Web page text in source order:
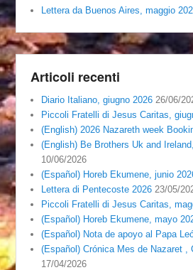
Lettera da Buenos Aires, maggio
Articoli recenti
Diario Italiano, giugno 2026 26/06/
Piccoli Fratelli di Jesus Caritas,
(English) 2026 Nazareth week
(English) Be Brothers Uk and
10/06/2026
(Español) Horeb Ekumene, junio
Lettera di Pentecoste 2026 23/05/
Piccoli Fratelli di Jesus Caritas,
(Español) Horeb Ekumene, mayo
(Español) Nota de apoyo al Papa
(Español) Crónica Mes de Nazaret ,
17/04/2026